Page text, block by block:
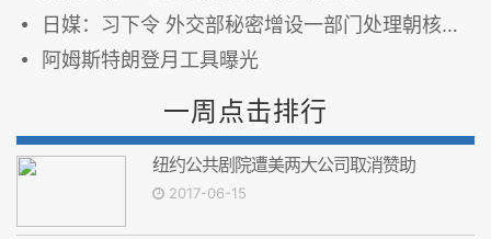
日媒：习下令 外交部秘密增设一部门处理朝核问题
阿姆斯特朗登月工具曝光
一周点击排行
纽约公共剧院遭美两大公司取消赞助
2017-06-15